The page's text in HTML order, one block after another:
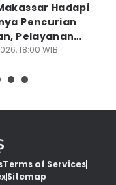
Hadapi
Pencurian
Pelayanan
18:00 WIB
Terms of Services
Sitemap